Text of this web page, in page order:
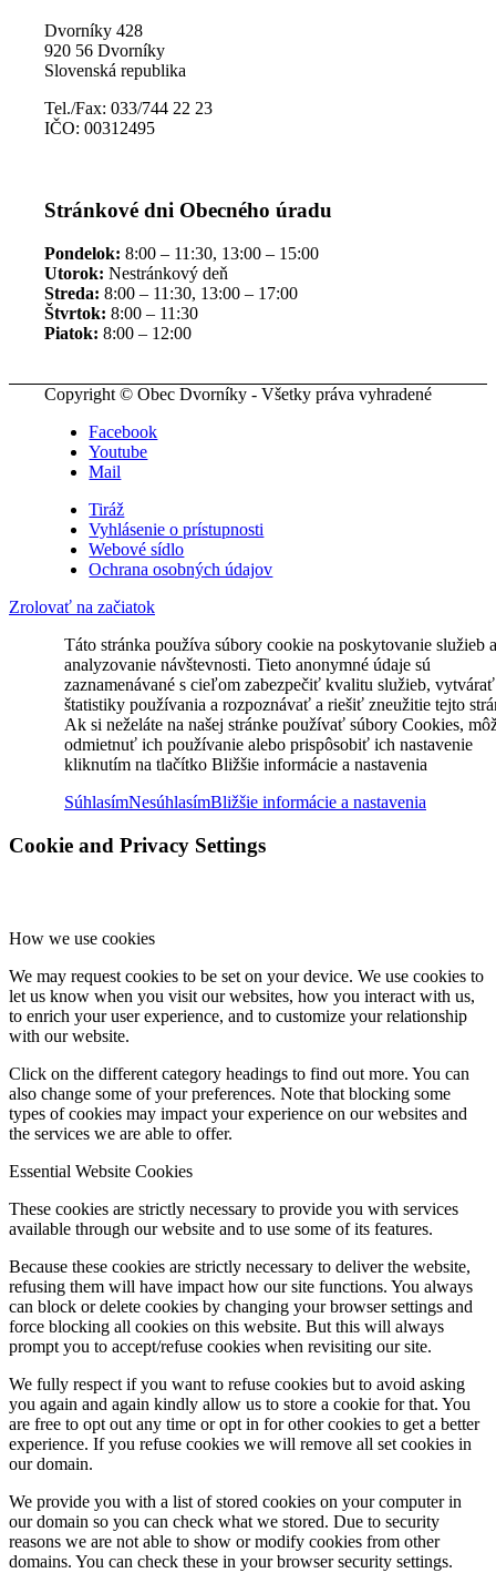
Dvorníky 428
920 56 Dvorníky
Slovenská republika
Tel./Fax: 033/744 22 23
IČO: 00312495
Stránkové dni Obecného úradu
Pondelok: 8:00 – 11:30, 13:00 – 15:00
Utorok: Nestránkový deň
Streda: 8:00 – 11:30, 13:00 – 17:00
Štvrtok: 8:00 – 11:30
Piatok: 8:00 – 12:00
Copyright © Obec Dvorníky - Všetky práva vyhradené
Facebook
Youtube
Mail
Tiráž
Vyhlásenie o prístupnosti
Webové sídlo
Ochrana osobných údajov
Zrolovať na začiatok
Táto stránka používa súbory cookie na poskytovanie služieb a
analyzovanie návštevnosti. Tieto anonymné údaje sú
zaznamenávané s cieľom zabezpečiť kvalitu služieb, vytvárať
štatistiky používania a rozpoznávať a riešiť zneužitie tejto
Ak si neželáte na našej stránke používať súbory Cookies,
odmietnuť ich používanie alebo prispôsobiť ich nastavenie
kliknutím na tlačítko Bližšie informácie a nastavenia
SúhlasímNesúhlasímBližšie informácie a nastavenia
Cookie and Privacy Settings
How we use cookies
We may request cookies to be set on your device. We use cookies to
let us know when you visit our websites, how you interact with us,
to enrich your user experience, and to customize your relationship
with our website.
Click on the different category headings to find out more. You can
also change some of your preferences. Note that blocking some
types of cookies may impact your experience on our websites and
the services we are able to offer.
Essential Website Cookies
These cookies are strictly necessary to provide you with services
available through our website and to use some of its features.
Because these cookies are strictly necessary to deliver the website,
refusing them will have impact how our site functions. You always
can block or delete cookies by changing your browser settings and
force blocking all cookies on this website. But this will always
prompt you to accept/refuse cookies when revisiting our site.
We fully respect if you want to refuse cookies but to avoid asking
you again and again kindly allow us to store a cookie for that. You
are free to opt out any time or opt in for other cookies to get a better
experience. If you refuse cookies we will remove all set cookies in
our domain.
We provide you with a list of stored cookies on your computer in
our domain so you can check what we stored. Due to security
reasons we are not able to show or modify cookies from other
domains. You can check these in your browser security settings.